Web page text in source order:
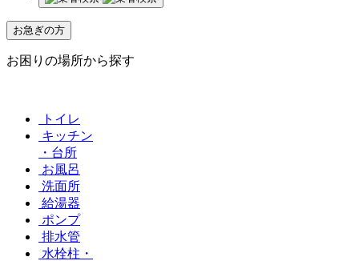
お急ぎの方
お困りの場所から探す
トイレ
キッチン
・台所
お風呂
洗面所
給湯器
ポンプ
排水管
水栓柱・